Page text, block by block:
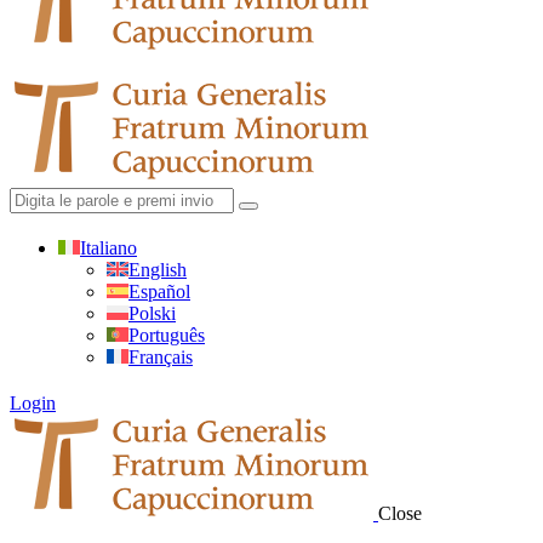
Italiano
English
Español
Polski
Português
Français
Login
Close